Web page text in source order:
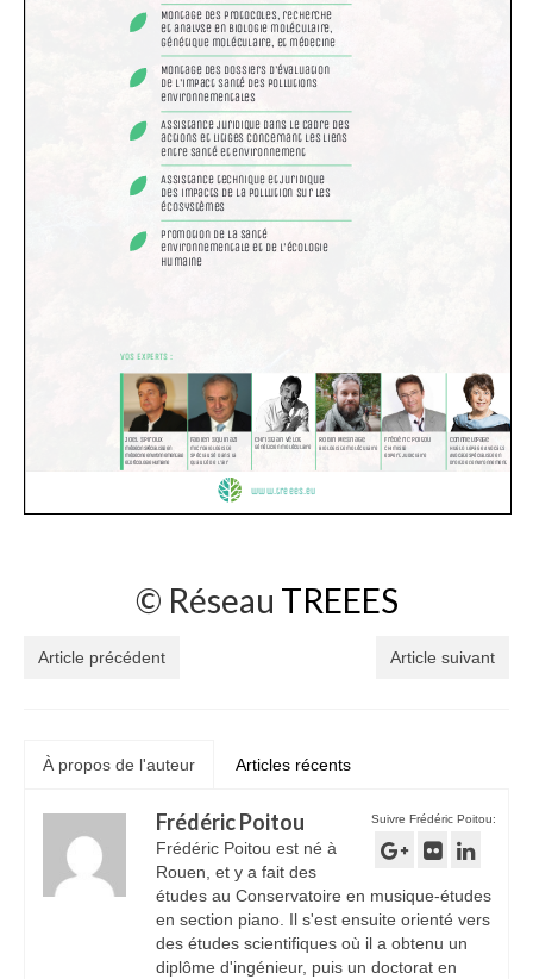
© Réseau TREEES
Article précédent Article suivant
À propos de l'auteur Articles récents
Suivre Frédéric Poitou:
Frédéric Poitou
Frédéric Poitou est né à
Rouen, et y a fait des
études au Conservatoire en musique-études
en section piano. Il s'est ensuite orienté vers
des études scientifiques où il a obtenu un
diplôme d'ingénieur, puis un doctorat en